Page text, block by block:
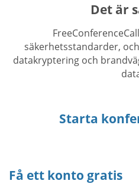
Det är
säkerhetsstandarder,
datakryptering och
Starta
Få ett konto gratis